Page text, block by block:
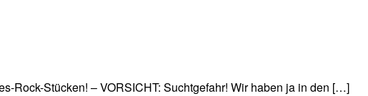
Rock-Stücken! – VORSICHT: Suchtgefahr! Wir haben ja in den […]